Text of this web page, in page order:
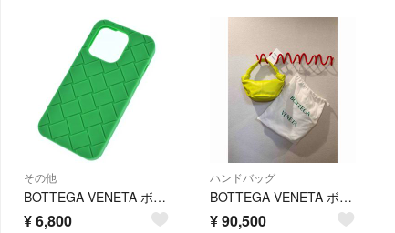
その他
BOTTEGA VENETA ボッテガベネタ 小物類（その他） 緑 【古着】【中古】【送料無料】
¥6,800
ハンドバッグ
BOTTEGA VENETA ボッテガヴェネタダブルノットトップハンドルミニバッグ
¥90,500